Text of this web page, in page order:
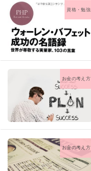
資格・勉強
お金の考え方
お金の考え方